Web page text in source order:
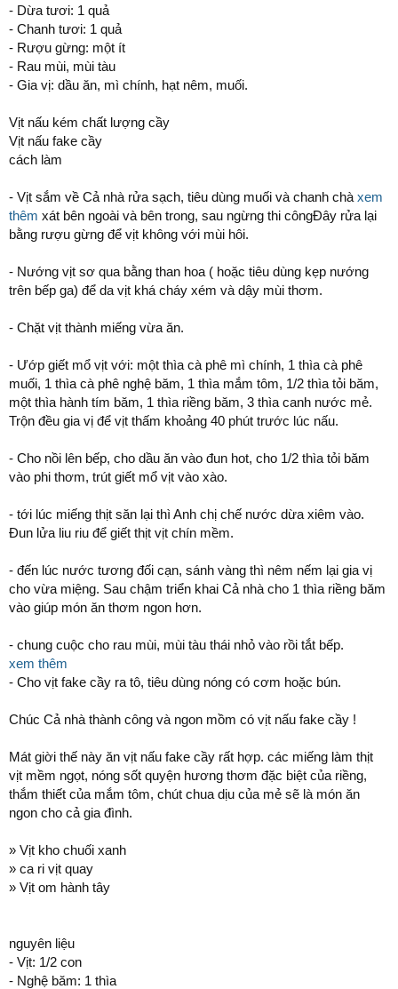
- Dừa tươi: 1 quả
- Chanh tươi: 1 quả
- Rượu gừng: một ít
- Rau mùi, mùi tàu
- Gia vị: dầu ăn, mì chính, hạt nêm, muối.
Vịt nấu kém chất lượng cầy
Vịt nấu fake cầy
cách làm
- Vịt sắm về Cả nhà rửa sạch, tiêu dùng muối và chanh chà xem
thêm xát bên ngoài và bên trong, sau ngừng thi côngĐây rửa lại
bằng rượu gừng để vịt không với mùi hôi.
- Nướng vịt sơ qua bằng than hoa ( hoặc tiêu dùng kẹp nướng
trên bếp ga) để da vịt khá cháy xém và dậy mùi thơm.
- Chặt vịt thành miếng vừa ăn.
- Ướp giết mổ vịt với: một thìa cà phê mì chính, 1 thìa cà phê
muối, 1 thìa cà phê nghệ băm, 1 thìa mắm tôm, 1/2 thìa tỏi băm,
một thìa hành tím băm, 1 thìa riềng băm, 3 thìa canh nước mẻ.
Trộn đều gia vị để vịt thấm khoảng 40 phút trước lúc nấu.
- Cho nồi lên bếp, cho dầu ăn vào đun hot, cho 1/2 thìa tỏi băm
vào phi thơm, trút giết mổ vịt vào xào.
- tới lúc miếng thịt săn lại thì Anh chị chế nước dừa xiêm vào.
Đun lửa liu riu để giết thịt vịt chín mềm.
- đến lúc nước tương đối cạn, sánh vàng thì nêm nếm lại gia vị
cho vừa miệng. Sau chậm triển khai Cả nhà cho 1 thìa riềng băm
vào giúp món ăn thơm ngon hơn.
- chung cuộc cho rau mùi, mùi tàu thái nhỏ vào rồi tắt bếp.
xem thêm
- Cho vịt fake cầy ra tô, tiêu dùng nóng có cơm hoặc bún.
Chúc Cả nhà thành công và ngon mồm có vịt nấu fake cầy !
Mát giời thế này ăn vịt nấu fake cầy rất hợp. các miếng làm thịt
vịt mềm ngọt, nóng sốt quyện hương thơm đặc biệt của riềng,
thắm thiết của mắm tôm, chút chua dịu của mẻ sẽ là món ăn
ngon cho cả gia đình.
» Vịt kho chuối xanh
» ca ri vịt quay
» Vịt om hành tây
nguyên liệu
- Vịt: 1/2 con
- Nghệ băm: 1 thìa